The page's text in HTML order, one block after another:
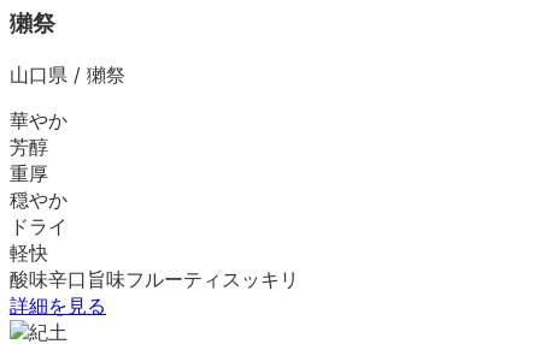
獺祭
山口県 / 獺祭
華やか
芳醇
重厚
穏やか
ドライ
軽快
酸味辛口 旨味フルーティ スッキリ
詳細を見る